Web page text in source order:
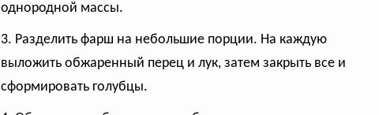
однородной массы.
3. Разделить фарш на небольшие порции. На каждую
выложить обжаренный перец и лук, затем закрыть все и
сформировать голубцы.